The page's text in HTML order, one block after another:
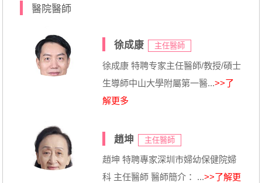
醫院醫師
徐成康 主任醫師
徐成康 特聘专家主任醫師/教授/碩士
生導師中山大學附屬第一醫...>>了
解更多
趙坤 主任醫師
趙坤 特聘專家深圳市婦幼保健院婦
科 主任醫師 醫師簡介： ...>>了解更